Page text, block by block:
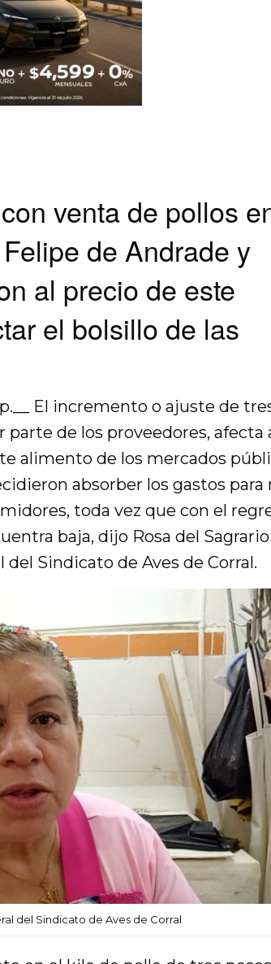
venta de pollos
de Andrade y
al precio de este
el bolsillo de las
El incremento o ajuste de
parte de los proveedores, afecta
alimento de los mercados
absorber los gastos para
toda vez que con el
baja, dijo Rosa del Sagrario
Sindicato de Aves de Corral.
del Sindicato de Aves de Corral